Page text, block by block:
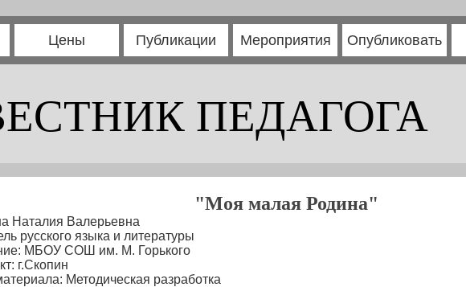
Цены Публикации Мероприятия Опубликовать
ПЕДАГОГА
"Моя малая Родина"
Наталия Валерьевна
русского языка и литературы
МБОУ СОШ им. М. Горького
г.Скопин
Методическая разработка